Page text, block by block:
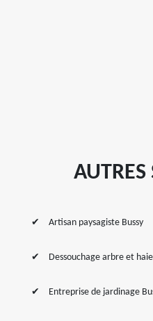
AUTRES
Artisan paysagiste Bussy
Dessouchage arbre et
Entreprise de jardinage